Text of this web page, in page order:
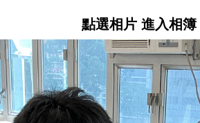
點選相片 進入相簿